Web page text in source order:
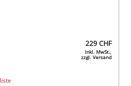
229 CHF
Inkl. MwSt.,
zzgl. Versand